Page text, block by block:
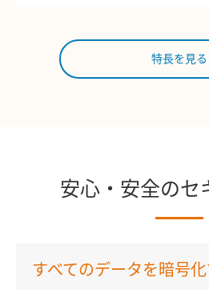
特長を見る
安心・安全のセ
すべてのデータを暗号